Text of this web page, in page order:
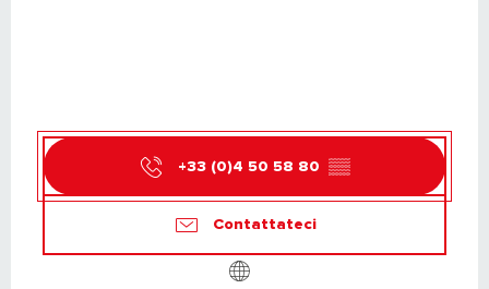
+33 (0)4 50 58 80 ▒▒
Contattateci